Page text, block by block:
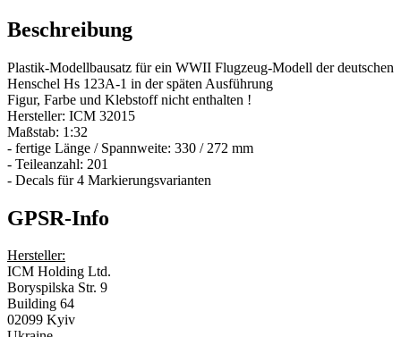
Beschreibung
Plastik-Modellbausatz für ein WWII Flugzeug-Modell der deutschen
Henschel Hs 123A-1 in der späten Ausführung
Figur, Farbe und Klebstoff nicht enthalten !
Hersteller: ICM 32015
Maßstab: 1:32
- fertige Länge / Spannweite: 330 / 272 mm
- Teileanzahl: 201
- Decals für 4 Markierungsvarianten
GPSR-Info
Hersteller:
ICM Holding Ltd.
Boryspilska Str. 9
Building 64
02099 Kyiv